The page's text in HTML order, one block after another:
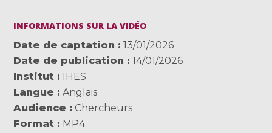
INFORMATIONS SUR LA VIDÉO
Date de captation
13/01/2026
Date de publication
14/01/2026
Institut
IHES
Langue
Anglais
Audience
Chercheurs
Format
MP4